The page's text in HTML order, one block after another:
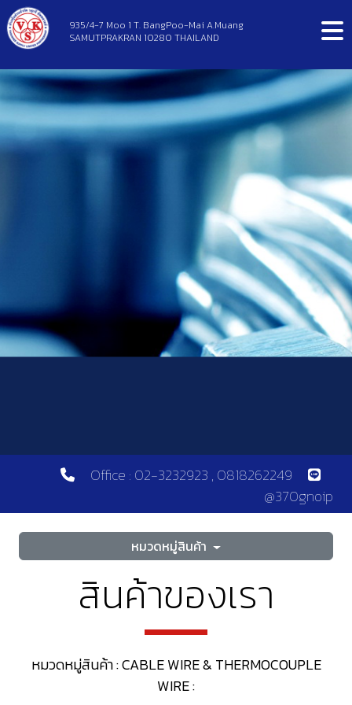
935/4-7 Moo 1 T. BangPoo-Mai A.Muang
SAMUTPRAKRAN 10280 THAILAND
Office : 02-3232923 , 0818262249
@370gnoip
หมวดหมู่สินค้า
สินค้าของเรา
หมวดหมู่สินค้า : CABLE WIRE & THERMOCOUPLE
WIRE :